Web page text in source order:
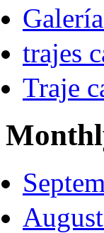
trajes
Traje